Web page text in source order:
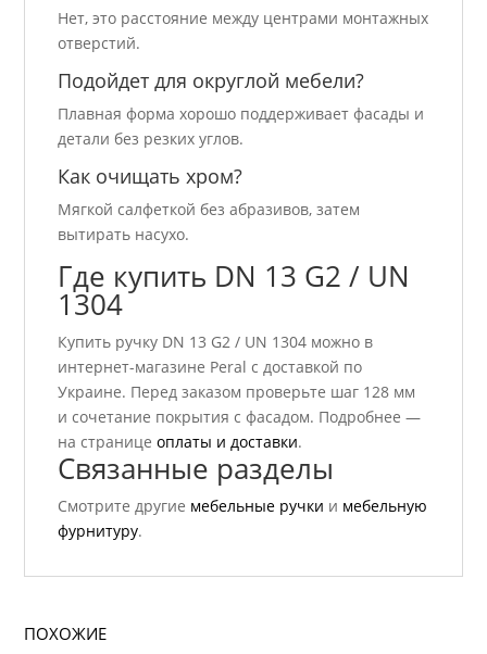
Нет, это расстояние между центрами монтажных
отверстий.
Подойдет для округлой мебели?
Плавная форма хорошо поддерживает фасады и
детали без резких углов.
Как очищать хром?
Мягкой салфеткой без абразивов, затем
вытирать насухо.
Где купить DN 13 G2 / UN
1304
Купить ручку DN 13 G2 / UN 1304 можно в
интернет-магазине Peral с доставкой по
Украине. Перед заказом проверьте шаг 128 мм
и сочетание покрытия с фасадом. Подробнее —
на страницеоплаты и доставки.
Связанные разделы
Смотрите другие мебельные ручки и мебельную
фурнитуру.
ПОХОЖИЕ